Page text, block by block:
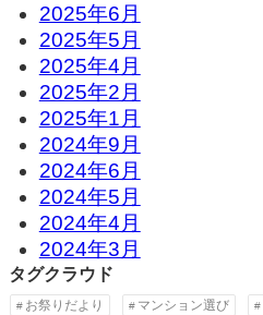
2025年6月
2025年5月
2025年4月
2025年2月
2025年1月
2024年9月
2024年6月
2024年5月
2024年4月
2024年3月
タグクラウド
お祭りだより マンション選び